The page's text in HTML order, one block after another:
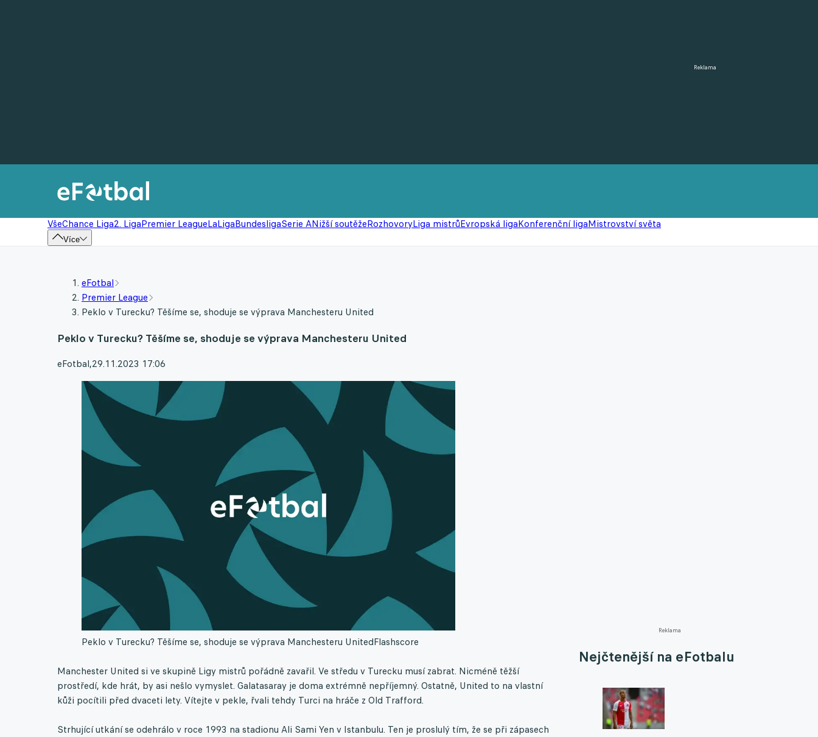
Reklama
VšeChance Liga2. LigaPremier LeagueLaLigaBundesligaSerie ANižší soutěžeRozhovoryLiga mistrůEvropská ligaKonferenční ligaMistrovství světa
Více
Reklama
Nejčtenější na eFotbalu
eFotbal
Premier League
Peklo v Turecku? Těšíme se, shoduje se výprava Manchesteru United
Peklo v Turecku? Těšíme se, shoduje se výprava Manchesteru United
eFotbal,29.11.2023 17:06
Peklo v Turecku? Těšíme se, shoduje se výprava Manchesteru UnitedFlashscore
Manchester United si ve skupině Ligy mistrů pořádně zavařil. Ve středu v Turecku musí zabrat. Nicméně těžší
prostředí, kde hrát, by asi nešlo vymyslet. Galatasaray je doma extrémně nepříjemný. Ostatně, United to na vlastní
kůži pocítili před dvaceti lety. Vítejte v pekle, řvali tehdy Turci na hráče z Old Trafford.
Strhující utkání se odehrálo v roce 1993 na stadionu Ali Sami Yen v Istanbulu. Ten je proslulý tím, že se při zápasech